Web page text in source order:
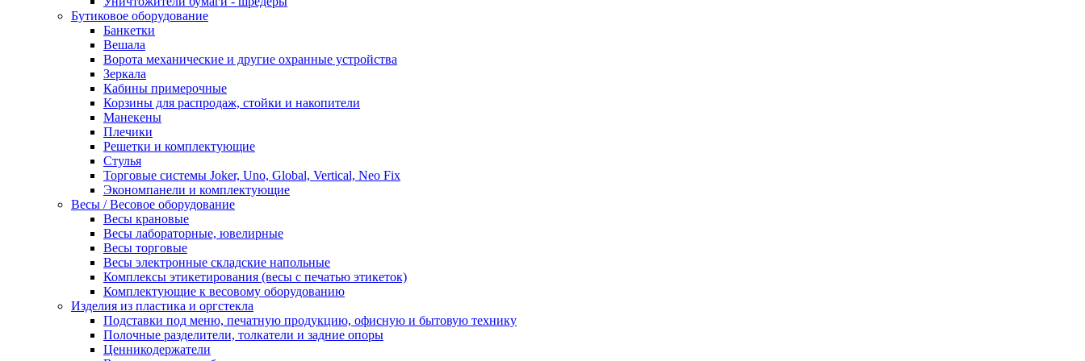
Бутиковое оборудование
Банкетки
Вешала
Ворота механические и другие охранные устройства
Зеркала
Кабины примерочные
Корзины для распродаж, стойки и накопители
Манекены
Плечики
Решетки и комплектующие
Стулья
Торговые системы Joker, Uno, Global, Vertical, Neo Fix
Экономпанели и комплектующие
Весы / Весовое оборудование
Весы крановые
Весы лабораторные, ювелирные
Весы торговые
Весы электронные складские напольные
Комплексы этикетирования (весы с печатью этикеток)
Комплектующие к весовому оборудованию
Изделия из пластика и оргстекла
Подставки под меню, печатную продукцию, офисную и бытовую технику
Полочные разделители, толкатели и задние опоры
Ценникодержатели